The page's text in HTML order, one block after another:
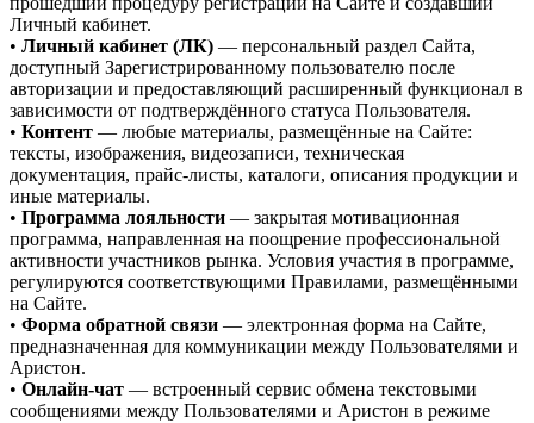
Личный кабинет.
• Личный кабинет (ЛК) — персональный раздел Сайта,
доступный Зарегистрированному пользователю после
авторизации и предоставляющий расширенный функционал в
зависимости от подтверждённого статуса Пользователя.
• Контент — любые материалы, размещённые на Сайте:
тексты, изображения, видеозаписи, техническая
документация, прайс-листы, каталоги, описания продукции и
иные материалы.
• Программа лояльности — закрытая мотивационная
программа, направленная на поощрение профессиональной
активности участников рынка. Условия участия в программе,
регулируются соответствующими Правилами, размещёнными
на Сайте.
• Форма обратной связи — электронная форма на Сайте,
предназначенная для коммуникации между Пользователями и
Аристон.
• Онлайн-чат — встроенный сервис обмена текстовыми
сообщениями между Пользователями и Аристон в режиме